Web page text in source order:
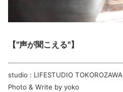
【"声が聞こえる"】
studio : LIFESTUDIO TOKOROZAWA
Photo & Write by yoko